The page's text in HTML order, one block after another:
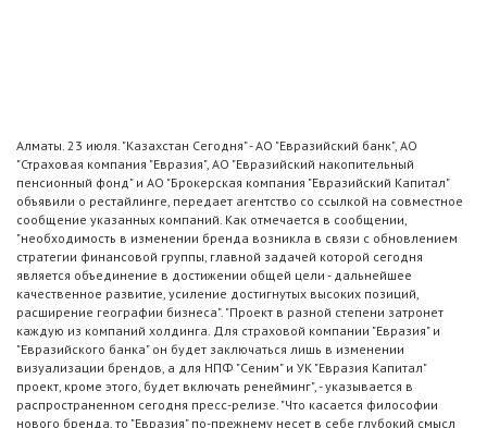
Алматы. 23 июля. "Казахстан Сегодня" - АО "Евразийский банк", АО
"Страховая компания "Евразия", АО "Евразийский накопительный
пенсионный фонд" и АО "Брокерская компания "Евразийский Капитал"
объявили о рестайлинге, передает агентство со ссылкой на совместное
сообщение указанных компаний. Как отмечается в сообщении,
"необходимость в изменении бренда возникла в связи с обновлением
стратегии финансовой группы, главной задачей которой сегодня
является объединение в достижении общей цели - дальнейшее
качественное развитие, усиление достигнутых высоких позиций,
расширение географии бизнеса". "Проект в разной степени затронет
каждую из компаний холдинга. Для страховой компании "Евразия" и
"Евразийского банка" он будет заключаться лишь в изменении
визуализации брендов, а для НПФ "Сеним" и УК "Евразия Капитал"
проект, кроме этого, будет включать ренейминг", - указывается в
распространенном сегодня пресс-релизе. "Что касается философии
нового бренда, то "Евразия" по-прежнему несет в себе глубокий смысл